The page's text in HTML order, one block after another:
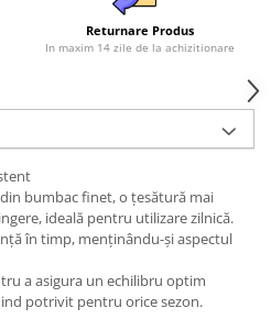
Returnare Produs
In maxim 14 zile de la achizitionare
bumbac finet, o țesătură mai
ideală pentru utilizare zilnică.
în timp, menținându-și aspectul
a asigura un echilibru optim
potrivit pentru orice sezon.